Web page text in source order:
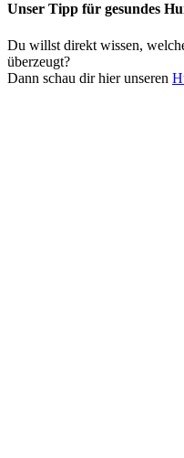
Unser Tipp für gesundes
Du willst direkt wissen,
überzeugt?
Dann schau dir hier unseren